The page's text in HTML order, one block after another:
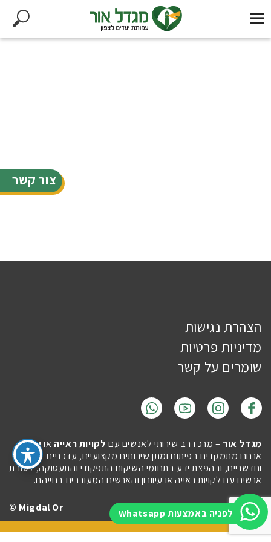
צור קשר
לפניה באמצעות Whatsapp
הצהרת נגישות
מדיניות פרטיות
שומרים על קשר
מגדל אור – מרכז רב שירותי לאנשים עם לקויות ראייה אועיוורון.
אנחנו מתמקדים בפיתוח ומתן שירותים מקצועיים, עדכניים
וחדשניים, ובהפצת ידע בתחומי השיקום התפקודי והתעסוקה, לטובת
אנשים עם לקויות ראייה או עיוורון והאנשים המעורבים בחייהם.
Imaginet
Migdal Or ©